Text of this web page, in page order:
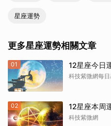
星座運勢
更多星座運勢相關文章
01 12星座今日
科技紫微網每日
02 12星座本周
科技紫微網